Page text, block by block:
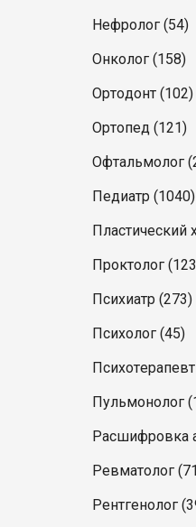
Нефролог (54)
Онколог (158)
Ортодонт (102)
Ортопед (121)
Офтальмолог
Педиатр (1040)
Пластический
Проктолог
Психиатр (273)
Психолог (45)
Пульмонолог
Расшифровка
Ревматолог
Рентгенолог